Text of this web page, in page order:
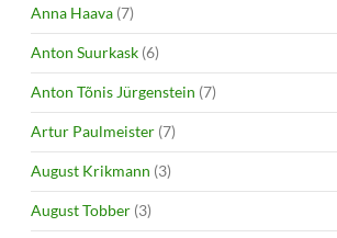
Anna Haava (7)
Anton Suurkask (6)
Anton Tõnis Jürgenstein (7)
Artur Paulmeister (7)
August Krikmann (3)
August Tobber (3)